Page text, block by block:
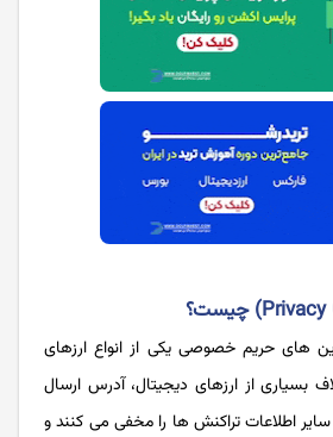
‌های حریم خصوصی یکی از انواع ارزهای
بسیاری از ارزهای دیجیتال، آدرس ارسال
اطلاعات تراکنش ها را مخفی می کنند و